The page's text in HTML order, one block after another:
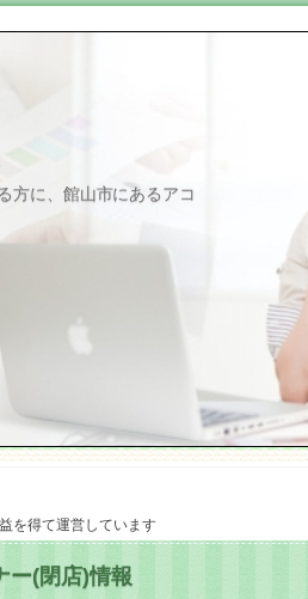
方に、館山市にあるアコ
を得て運営しています
ー(閉店)情報